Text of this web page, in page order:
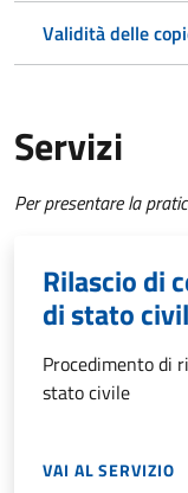
Validità delle
Servizi
Per presentare la
Rilascio di
di stato
Procedimento di
stato civile
VAI AL SERVIZIO